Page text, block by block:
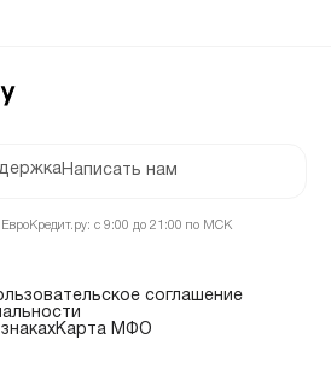
Написать нам
с 9:00 до 21:00 по МСК
соглашение
Карта МФО